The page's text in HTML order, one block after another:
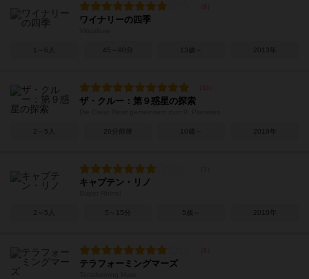
ワイナリーの四季
1～6人 45～90分 13歳～ 2013年
ザ・クルー：第９惑星の探索
2～5人 20分前後 10歳～ 2019年
キャプテン・リノ
2～5人 5～15分 5歳～ 2010年
テラフォーミングマーズ